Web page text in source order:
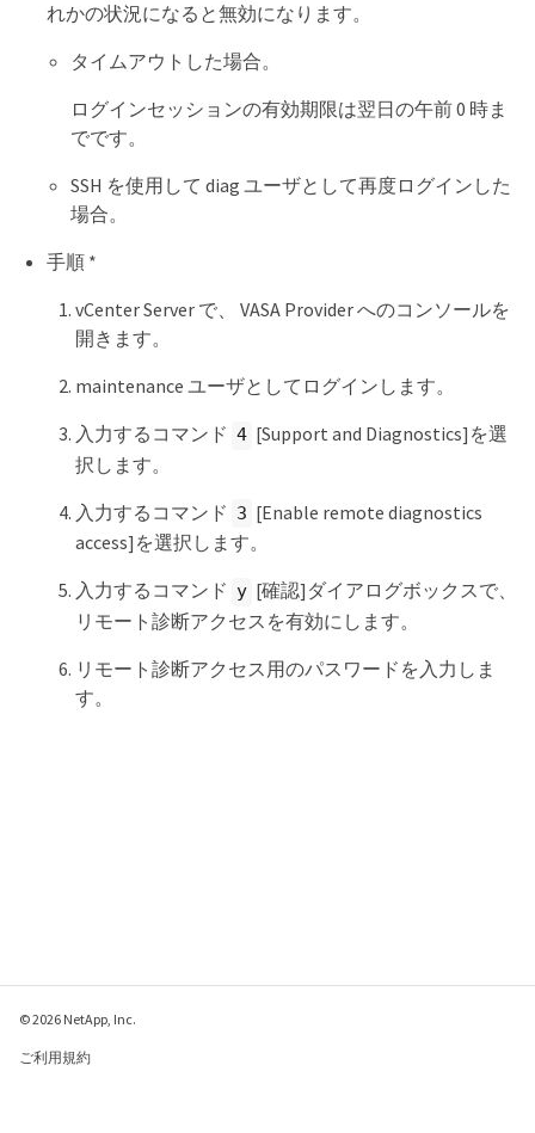
れかの状況になると無効になります。
タイムアウトした場合。
ログインセッションの有効期限は翌日の午前 0 時ま
でです。
SSH を使用して diag ユーザとして再度ログインした
場合。
手順 *
vCenter Server で、 VASA Provider へのコンソールを
開きます。
maintenance ユーザとしてログインします。
入力するコマンド 4 [Support and Diagnostics]を選
択します。
入力するコマンド 3 [Enable remote diagnostics
access]を選択します。
入力するコマンド y [確認]ダイアログボックスで、
リモート診断アクセスを有効にします。
リモート診断アクセス用のパスワードを入力しま
す。
© 2026 NetApp, Inc.
ご利用規約